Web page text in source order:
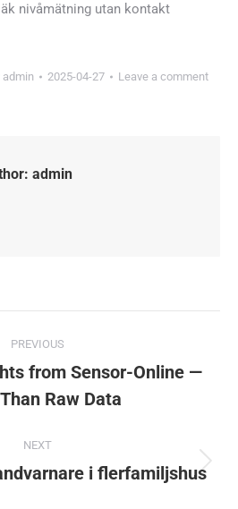
nivåmätning utan kontakt
admin 2025-04-27 Leave a comment
admin
PREVIOUS
Previous
post:
from Sensor-Online —
Raw Data
NEXT
Next
i flerfamiljshus